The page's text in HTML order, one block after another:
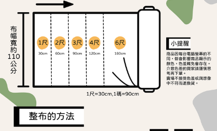
1.分期款項不併入電信帳單，「大哥付你分期」於每月結算日後寄送繳費提
2.透過簡訊連結打開帳單後，可選擇「超商條碼／台灣大直營門市／銀行轉
帳／街口支付／iPASS MONEY」等通路繳費。
【注意事項】
1.本服務係由「台灣大哥大股份有限公司」（以下簡稱本公司）所提供，讓
用戶於交易時，得透過本服務購買商品或服務，並由商店將買賣／分期付款
買賣價金債權讓與本公司後，依約使用本公司帳單繳交帳款。
2.基於同意付款使用「大哥付你分期」之契約關係目的，商店將以您的個人
資料（包含姓名、電話或地址）提供予台灣大哥大進項蒐集、處理及利用，
由本公司與您本人進行分期帳單所需資料之確認、核對及更正。
3.完整用戶服務條款，請詳閱以下連結：
【「AFTEE先享後付」結帳流程】
１．於結帳方式選擇「AFTEE先享後付」後，將跳轉至「AFTEE先享後付」
結帳頁面，進行簡訊認證並確認金額後，即可完成結帳。
２．訂單成立數日內，您將收到繳費通知簡訊。
３．收到繳費通知簡訊後14天內，點擊此簡訊中的連結，可透過四大超商／
ATM／網路銀行／等多元方式進行付款，方視為交易完成。
※ 請注意：結帳手續完成當下不需立刻繳費，但若您需要取消訂單，請聯絡
購買商品的店家。未經商家同意取消之訂單仍視為有效，需透過AFTEE先享
後付繳納相關費用。
※ 交易是否成功請以「AFTEE先享後付 」之結帳頁面顯示為準，若有關於
是否繳費成功／繳費後需取消欲退款等相關疑問，請聯繫「AFTEE先享後付
客戶支援中心」https://netprotections.freshdesk.com/support/home
【注意事項】
每筆NT$65，滿NT$1,500(含以上)免運費
7-11取貨付款
每筆NT$65，滿NT$1,500(含以上)免運費
宅配
每筆NT$150，滿NT$1,500(含以上)免運費
離島宅配
每筆NT$240